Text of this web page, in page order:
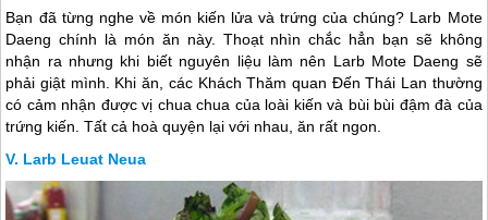
Bạn đã từng nghe về món kiến lửa và trứng của chúng? Larb Mote
Daeng chính là món ăn này. Thoạt nhìn chắc hẳn bạn sẽ không
nhận ra nhưng khi biết nguyên liệu làm nên Larb Mote Daeng sẽ
phải giật mình. Khi ăn, các Khách Thăm quan ĐếnThái Lan thường
có cảm nhận được vị chua chua của loài kiến và bùi bùi đậm đà của
trứng kiến. Tất cả hoà quyện lại với nhau, ăn rất ngon.
Larb Leuat Neua